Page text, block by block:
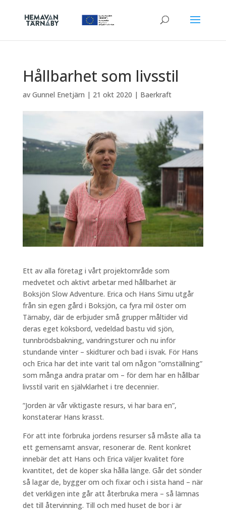
Hållbarhet som livsstil
av Gunnel Enetjärn | 21 okt 2020 | Baerkraft
Ett av alla företag i vårt projektområde som
medvetet och aktivt arbetar med hållbarhet är
Boksjön Slow Adventure. Erica och Hans Simu utgår
från sin egen gård i Boksjön, ca fyra mil öster om
Tärnaby, där de erbjuder små grupper måltider vid
deras eget köksbord, vedeldad bastu vid sjön,
tunnbrödsbakning, vandringsturer och nu inför
stundande vinter – skidturer och bad i isvak. För Hans
och Erica har det inte varit tal om någon ”omställning”
som många andra pratar om – för dem har en hållbar
livsstil varit en självklarhet i tre decennier.
”Jorden är vår viktigaste resurs, vi har bara en”,
konstaterar Hans krasst.
För att inte förbruka jordens resurser så måste alla ta
ett gemensamt ansvar, resonerar de. Rent konkret
innebär det att Hans och Erica väljer kvalitet före
kvantitet, det de köper ska hålla länge. Går det sönder
så lagar de, bygger om och fixar och i sista hand – när
det verkligen inte går att återbruka mera – så lämnas
det till återvinning. Till och med huset de bor i är